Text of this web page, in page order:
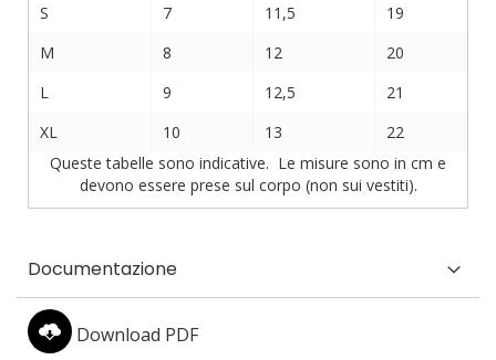
S
7 11,5
19
M
8 12
20
L
9 12,5
21
XL
10 13
22
Queste tabelle sono indicative. Le misure sono in cm e
devono essere prese sul corpo (non sui vestiti).
Documentazione
Download PDF